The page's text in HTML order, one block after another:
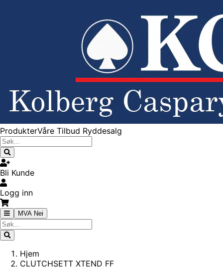
ProdukterVåre Tilbud Ryddesalg
Bli Kunde
Logg inn
MVA Nei
Hjem
CLUTCHSETT XTEND FF